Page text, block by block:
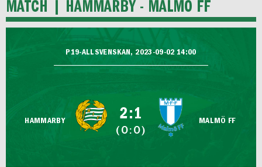
HTFF
MATCH | HAMMARBY - MALMÖ FF
P19-ALLSVENSKAN, 2023-09-02 14:00
HAMMARBY 2:1
(0:0)
MALMÖ FF